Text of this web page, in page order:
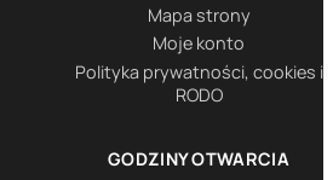
Mapa strony
Moje konto
Polityka prywatności, cookies i
RODO
GODZINY OTWARCIA